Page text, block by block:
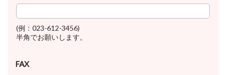
(例：023-612-3456)
半角でお願いします。
FAX